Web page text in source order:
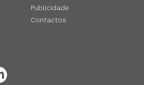
Publicidade
Contactos